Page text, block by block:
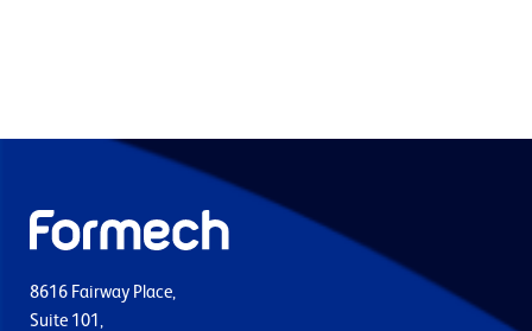
8616 Fairway Place,
Suite 101,